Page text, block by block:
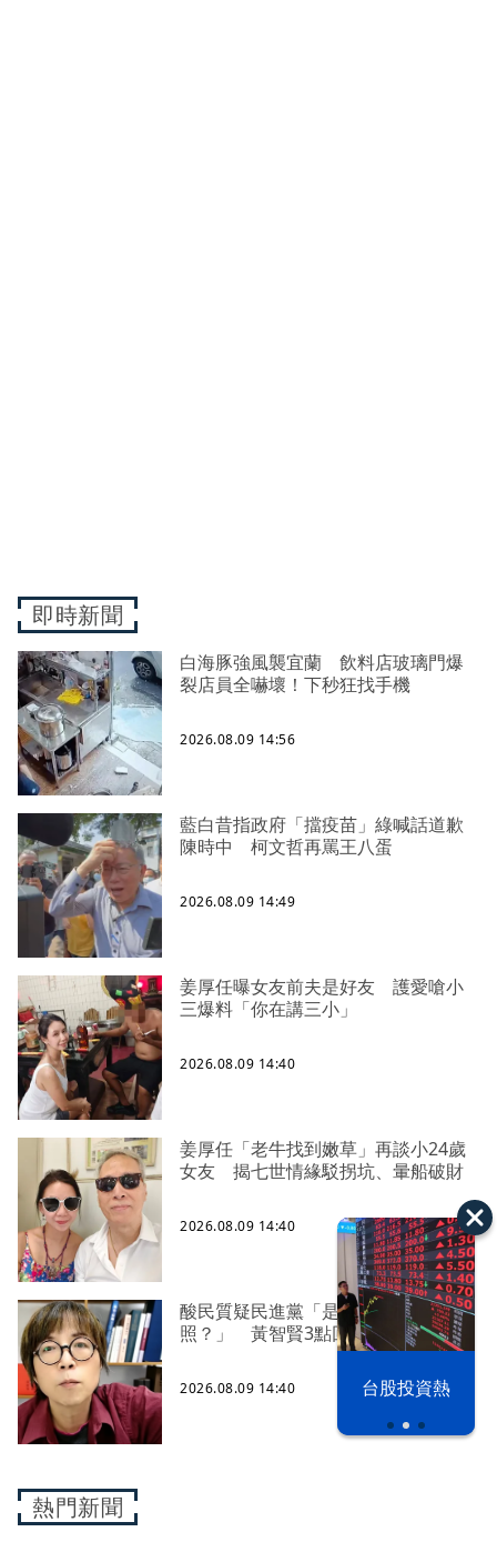
漢光42演習 台股投資熱
即時新聞
白海豚強風襲宜蘭 飲料店玻璃門爆
裂店員全嚇壞！下秒狂找手機
2026.08.09 14:56
藍白昔指政府「擋疫苗」綠喊話道歉
陳時中 柯文哲再罵王八蛋
2026.08.09 14:49
姜厚任曝女友前夫是好友 護愛嗆小
三爆料「你在講三小」
2026.08.09 14:40
姜厚任「老牛找到嫩草」再談小24歲
女友 揭七世情緣駁拐坑、暈船破財
2026.08.09 14:40
酸民質疑民進黨「是不是有她裸
照？」 黃智賢3點回嗆獲網友讚爆
2026.08.09 14:40
熱門新聞